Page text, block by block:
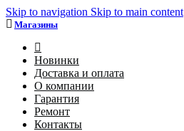
Skip to navigation Skip to main content
Магазины
Новинки
Доставка и оплата
О компании
Гарантия
Ремонт
Контакты